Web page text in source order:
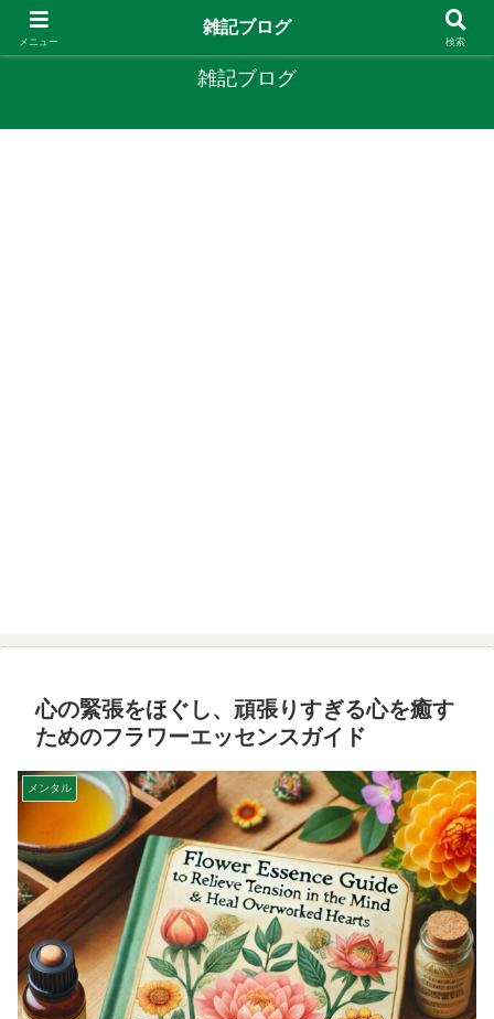
やりたいことがあるなら やってみたら？
雑記ブログ
心の緊張をほぐし、頑張りすぎる心を癒す
ためのフラワーエッセンスガイド
メンタル
メニュー
雑記ブログ
検索